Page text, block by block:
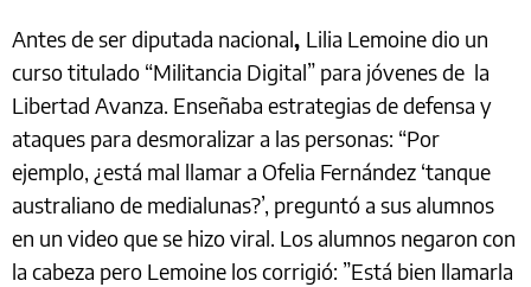
Antes de ser diputada nacional, Lilia Lemoine dio un
curso titulado “Militancia Digital” para jóvenes de la
Libertad Avanza. Enseñaba estrategias de defensa y
ataques para desmoralizar a las personas: “Por
ejemplo, ¿está mal llamar a Ofelia Fernández ‘tanque
australiano de medialunas?’, preguntó a sus alumnos
en un video que se hizo viral. Los alumnos negaron con
la cabeza pero Lemoine los corrigió: ”Está bien llamarla